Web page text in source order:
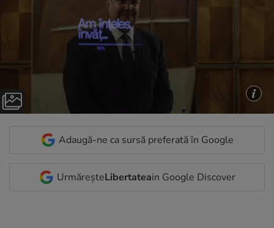
Adaugă-ne ca sursă preferată în Google
UrmăreșteLibertateain Google Discover